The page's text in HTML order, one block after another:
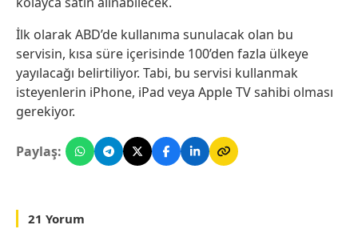
İlk olarak ABD’de kullanıma sunulacak olan bu
servisin, kısa süre içerisinde 100’den fazla ülkeye
yayılacağı belirtiliyor. Tabi, bu servisi kullanmak
isteyenlerin iPhone, iPad veya Apple TV sahibi olması
gerekiyor.
Paylaş:
21 Yorum